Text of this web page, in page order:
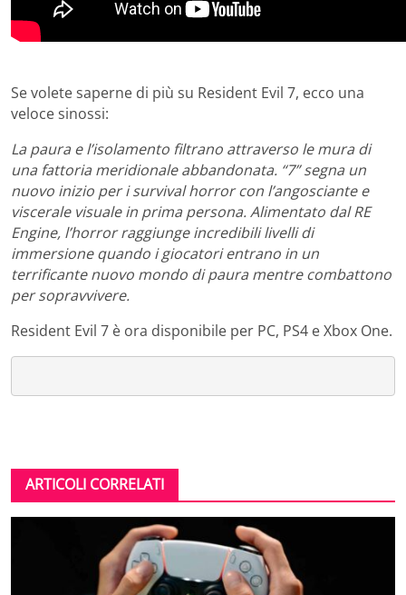
Se volete saperne di più su Resident Evil 7, ecco una
veloce sinossi:
La paura e l’isolamento filtrano attraverso le mura di
una fattoria meridionale abbandonata. “7” segna un
nuovo inizio per i survival horror con l’angosciante e
viscerale visuale in prima persona. Alimentato dal RE
Engine, l’horror raggiunge incredibili livelli di
immersione quando i giocatori entrano in un
terrificante nuovo mondo di paura mentre combattono
per sopravvivere.
Resident Evil 7 è ora disponibile per PC, PS4 e Xbox One.
ARTICOLI CORRELATI